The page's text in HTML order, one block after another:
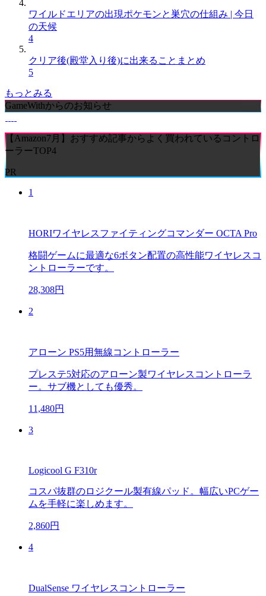
ワイルドエリアの出現ポケモンと巣穴の仕組み | 今日
の天候
4
クリア後(殿堂入り後)に出来ることまとめ
5
もっとみる
GameWithからのお知らせ
【Amazon7月】おすすめ記事からよく買われているコントロ
ーラーTOP4
PR
1
HORIワイヤレスファイティングコマンダー OCTA Pro
格闘ゲームに最適な6ボタン配置の高性能ワイヤレスコ
ントローラーです。
28,308円
2
アローン PS5用無線コントローラー
プレステ5対応のアローン製ワイヤレスコントローラ
ー。サブ機としても優秀。
11,480円
3
Logicool G F310r
コスパ抜群のロジクール製有線パッド。幅広いPCゲー
ムを手軽に楽しめます。
2,860円
4
DualSense ワイヤレスコントローラー